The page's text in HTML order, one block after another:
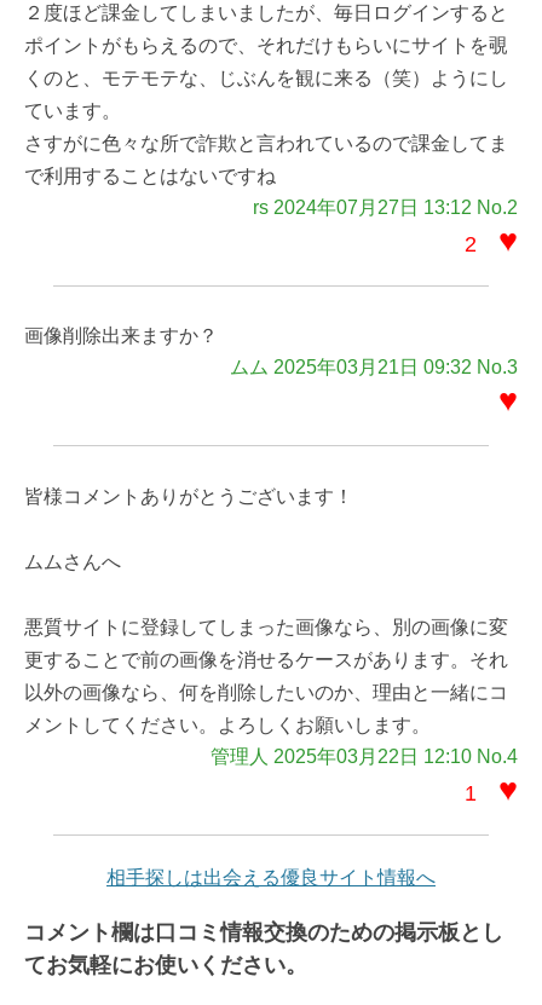
２度ほど課金してしまいましたが、毎日ログインすると
ポイントがもらえるので、それだけもらいにサイトを覗
くのと、モテモテな、じぶんを観に来る（笑）ようにし
ています。
さすがに色々な所で詐欺と言われているので課金してま
で利用することはないですね
rs 2024年07月27日 13:12 No.2
2 ♥
画像削除出来ますか？
ムム 2025年03月21日 09:32 No.3
♥
皆様コメントありがとうございます！
ムムさんへ
悪質サイトに登録してしまった画像なら、別の画像に変
更することで前の画像を消せるケースがあります。それ
以外の画像なら、何を削除したいのか、理由と一緒にコ
メントしてください。よろしくお願いします。
管理人 2025年03月22日 12:10 No.4
1 ♥
相手探しは出会える優良サイト情報へ
コメント欄は口コミ情報交換のための掲示板とし
てお気軽にお使いください。